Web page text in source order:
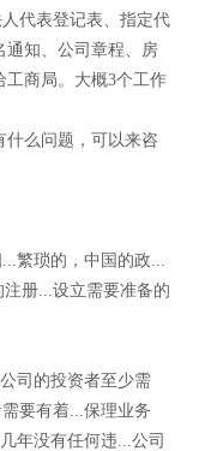
代表登记表、指定代
通知、公司章程、房
工商局。大概3个工作
什么问题，可以来咨
繁琐的，中国的政...
册...设立需要准备的
司的投资者至少需
要有着...保理业务
年没有任何违...公司